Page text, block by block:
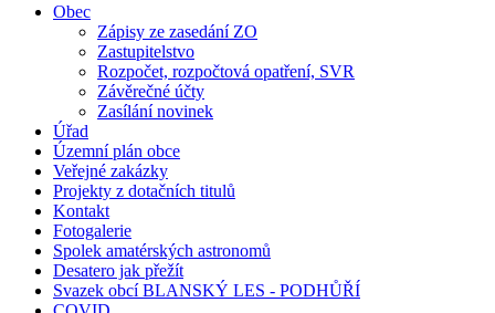
Obec
Zápisy ze zasedání ZO
Zastupitelstvo
Rozpočet, rozpočtová opatření, SVR
Závěrečné účty
Zasílání novinek
Úřad
Územní plán obce
Veřejné zakázky
Projekty z dotačních titulů
Kontakt
Fotogalerie
Spolek amatérských astronomů
Desatero jak přežít
Svazek obcí BLANSKÝ LES - PODHŮŘÍ